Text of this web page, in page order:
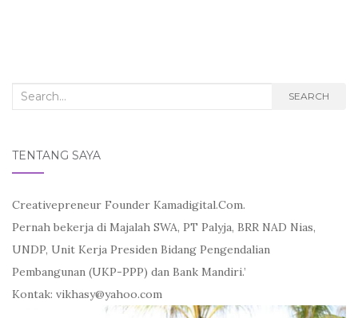
Search
SEARCH
TENTANG SAYA
Creativepreneur Founder Kamadigital.Com.
Pernah bekerja di Majalah SWA, PT Palyja, BRR NAD Nias,
UNDP, Unit Kerja Presiden Bidang Pengendalian
Pembangunan (UKP-PPP) dan Bank Mandiri.’
Kontak: vikhasy@yahoo.com